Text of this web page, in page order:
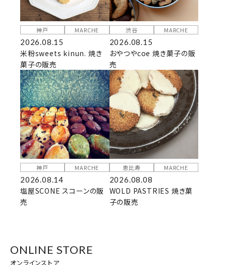
神戸 MARCHE
2026.08.15
米粉sweets kinun. 焼き
菓子の販売
渋谷 MARCHE
2026.08.15
おやつやcoe 焼き菓子の販
売
神戸 MARCHE
2026.08.14
塩屋SCONE スコーンの販
売
恵比寿 MARCHE
2026.08.08
WOLD PASTRIES 焼き菓
子の販売
ONLINE STORE
オンラインストア